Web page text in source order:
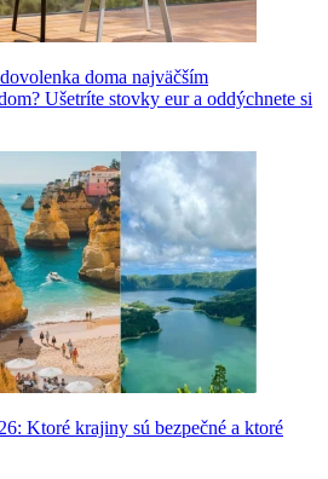
doma najväčším
Ušetríte stovky eur a oddýchnete si
Ktoré krajiny sú bezpečné a ktoré